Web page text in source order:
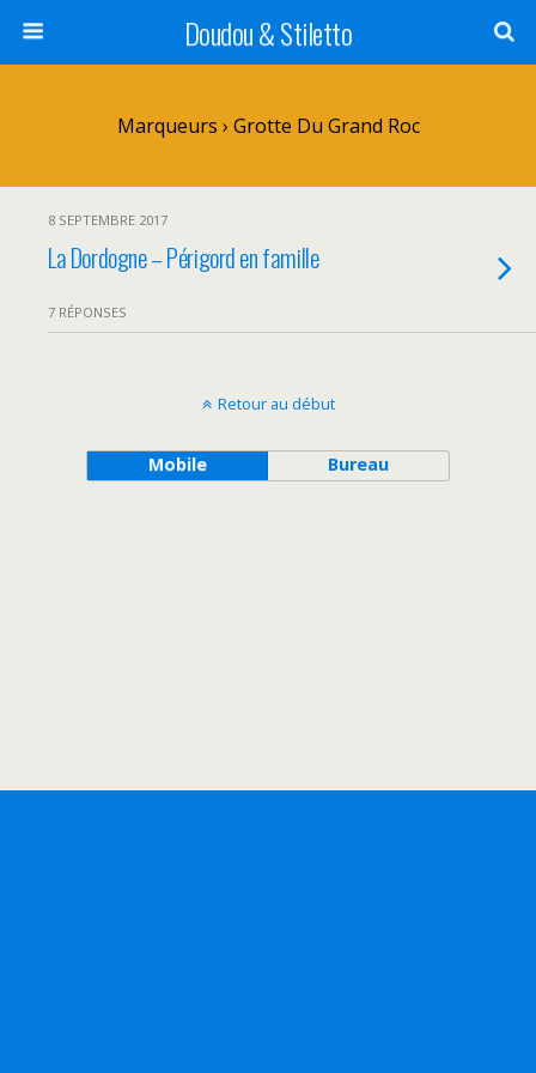
Doudou & Stiletto
Marqueurs › Grotte Du Grand Roc
8 SEPTEMBRE 2017
La Dordogne – Périgord en famille
7 RÉPONSES
Retour au début
Mobile Bureau